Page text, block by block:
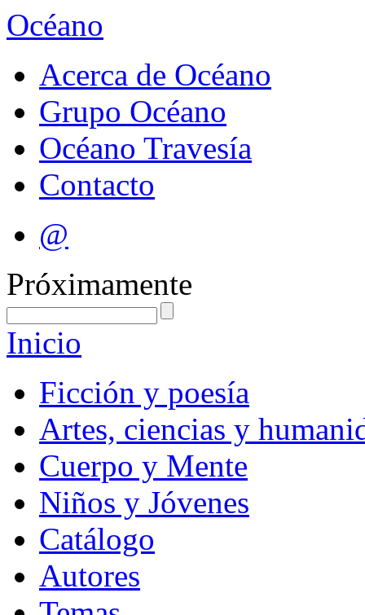
Océano
Acerca de Océano
Grupo Océano
Océano Travesía
Contacto
@
Próximamente
Inicio
Ficción y poesía
Artes, ciencias y
Cuerpo y Mente
Niños y Jóvenes
Catálogo
Autores